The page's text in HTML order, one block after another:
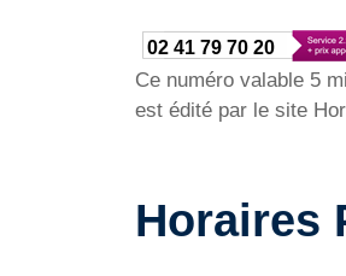
02 41 79 70 20
Ce numéro valable 5
est édité par le site
Horaires